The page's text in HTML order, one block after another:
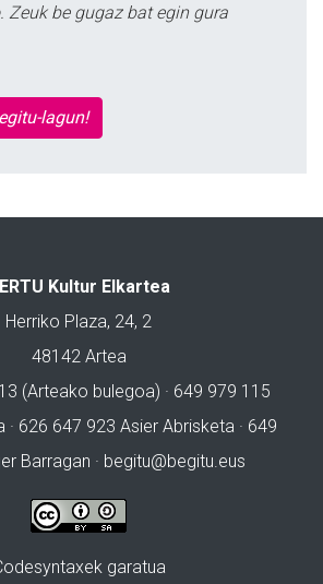
Zeuk be gugaz bat egin gura
lagun!
Kultur Elkartea
Herriko Plaza, 24, 2
48142 Artea
(Arteako bulegoa) · 649 979 115
· 626 647 923 Asier Abrisketa · 649
Barragan · begitu@begitu.eus
garatua